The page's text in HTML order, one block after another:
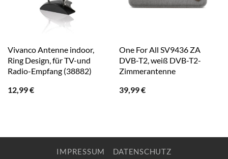
Vivanco Antenne indoor,
Ring Design, für TV-und
Radio-Empfang (38882)
12,99€
One For All SV9436 ZA
DVB-T2, weiß DVB-T2-
Zimmerantenne
39,99€
IMPRESSUM DATENSCHUTZ